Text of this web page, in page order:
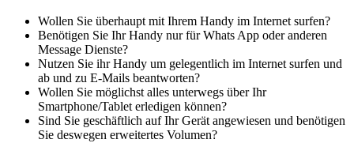
Wollen Sie überhaupt mit Ihrem Handy im Internet surfen?
Benötigen Sie Ihr Handy nur für Whats App oder anderen
Message Dienste?
Nutzen Sie ihr Handy um gelegentlich im Internet surfen und
ab und zu E-Mails beantworten?
Wollen Sie möglichst alles unterwegs über Ihr
Smartphone/Tablet erledigen können?
Sind Sie geschäftlich auf Ihr Gerät angewiesen und benötigen
Sie deswegen erweitertes Volumen?